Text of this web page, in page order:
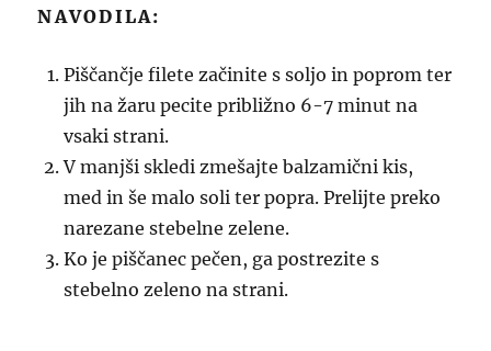
NAVODILA:
Piščančje filete začinite s soljo in poprom ter
jih na žaru pecite približno 6-7 minut na
vsaki strani.
V manjši skledi zmešajte balzamični kis,
med in še malo soli ter popra. Prelijte preko
narezane stebelne zelene.
Ko je piščanec pečen, ga postrezite s
stebelno zeleno na strani.